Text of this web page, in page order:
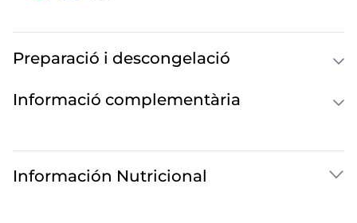
Preparació i descongelació
Informació complementària
Información Nutricional